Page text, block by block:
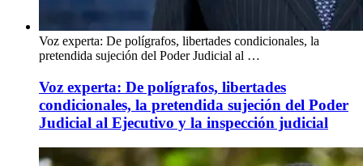
Voz experta: De polígrafos, libertades condicionales, la
pretendida sujeción del Poder Judicial al …
Voz experta: De polígrafos, libertades
condicionales, la pretendida sujeción del Poder
Judicial al Ejecutivo y la inspección judicial